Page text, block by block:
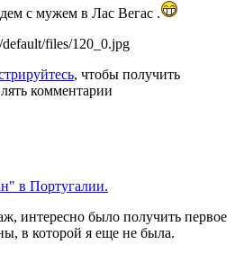
с мужем в Лас Вегас .
, чтобы получить
комментарии
в Португалии.
интересно было получить первое
в которой я еще не была.